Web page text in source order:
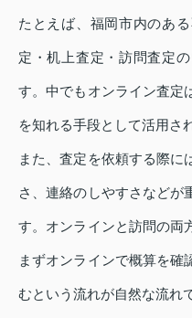
たとえば、福岡市内のあ
定・机上査定・訪問査定
す。中でもオンライン査定
を知れる手段として活用さ
また、査定を依頼する際に
さ、連絡のしやすさなどが
す。オンラインと訪問の両
まずオンラインで概算を確
むという流れが自然な流れ